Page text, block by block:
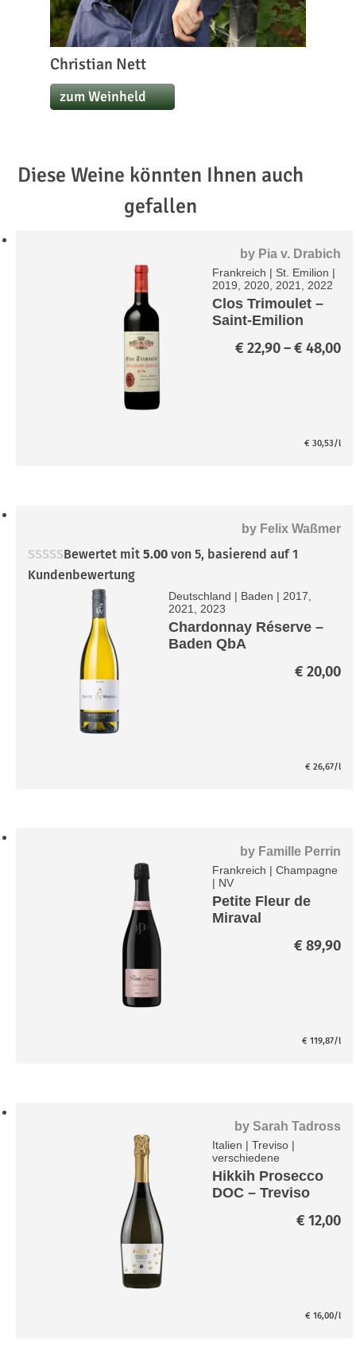
Christian Nett
zum Weinheld
Diese Weine könnten Ihnen auch
gefallen
by Pia v. Drabich
Frankreich | St. Emilion |
2019, 2020, 2021, 2022
Clos Trimoulet –
Saint-Emilion
€ 22,90 –€ 48,00
€ 30,53/l
by Felix Waßmer
Bewertet mit5.00 von 5, basierend auf1
Kundenbewertung
Deutschland | Baden | 2017,
2021, 2023
Chardonnay Réserve –
Baden QbA
€ 20,00
€ 26,67/l
by Famille Perrin
Frankreich |Champagne
| NV
Petite Fleur de
Miraval
€ 89,90
€ 119,87/l
by Sarah Tadross
Italien |Treviso |
verschiedene
Hikkih Prosecco
DOC – Treviso
€ 12,00
€ 16,00/l